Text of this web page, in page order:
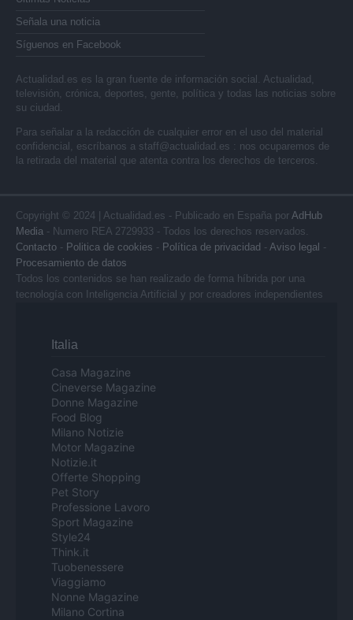
Señala una noticia
Síguenos en Facebook
Actualidad.es es la gran fuente de información social. Actualidad,
televisión, crónica, deportes, gente, política y todas las noticias sobre
su ciudad.
Para señalar a la redacción de cualquier error en el uso del material
confidencial, escríbanos a staff@actualidad.es : nos ocuparemos de
la retirada del material que atenta contra los derechos de terceros.
Copyright © 2024 | Actualidad.es - Publicado en España por AdHub
Media - Numero REA 2729933 - Todos los derechos reservados.
Contacto - Politica de cookies - Política de privacidad - Aviso legal -
Procesamiento de datos
Todos los contenidos se han realizado de forma híbrida por una
tecnología con Inteligencia Artificial y por creadores independientes
Italia
Casa Magazine
Cineverse Magazine
Donne Magazine
Food Blog
Milano Notizie
Motor Magazine
Notizie.it
Offerte Shopping
Pet Story
Professione Lavoro
Sport Magazine
Style24
Think.it
Tuobenessere
Viaggiamo
Nonne Magazine
Milano Cortina